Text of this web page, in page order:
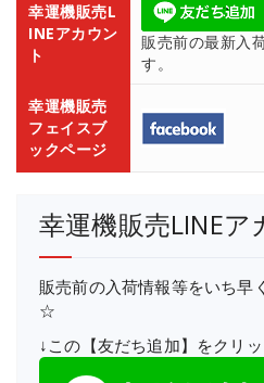
幸運機販売L
INEアカウン
ト
販売前の最新入
す。
幸運機販売
フェイスブ
ックページ
幸運機販売LINE
販売前の入荷情報等をいち早
☆
↓この【友だち追加】をクリ